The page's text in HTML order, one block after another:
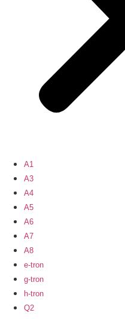
A1
A3
A4
A5
A6
A7
A8
e-tron
g-tron
h-tron
Q2